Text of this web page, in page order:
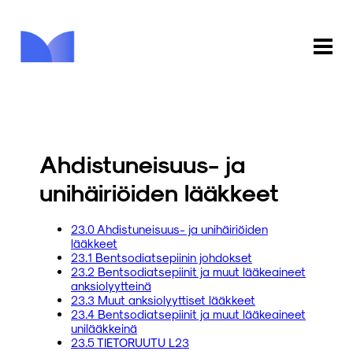
KIRJAUDU
Ahdistuneisuus- ja
unihäiriöiden lääkkeet
23.0 Ahdistuneisuus- ja unihäiriöiden
lääkkeet
23.1 Bentsodiatsepiinin johdokset
23.2 Bentsodiatsepiinit ja muut lääkeaineet
anksiolyytteinä
23.3 Muut anksiolyyttiset lääkkeet
23.4 Bentsodiatsepiinit ja muut lääkeaineet
unilääkkeinä
23.5 TIETORUUTU L23